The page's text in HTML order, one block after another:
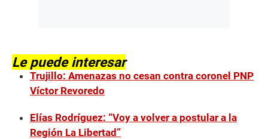
Le puede interesar
Trujillo: Amenazas no cesan contra coronel PNP
Víctor Revoredo
Elías Rodríguez: “Voy a volver a postular a la
Región La Libertad”